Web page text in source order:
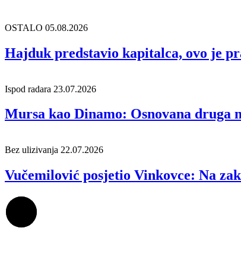
OSTALO 05.08.2026
Hajduk predstavio kapitalca, ovo je
Ispod radara 23.07.2026
Mursa kao Dinamo: Osnovana druga
Bez ulizivanja 22.07.2026
Vučemilović posjetio Vinkovce: Na